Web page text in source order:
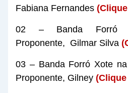
Fabiana Fernandes
02 – Banda Forró
Proponente, Gilmar Silva
03 – Banda Forró Xote
Proponente, Gilney